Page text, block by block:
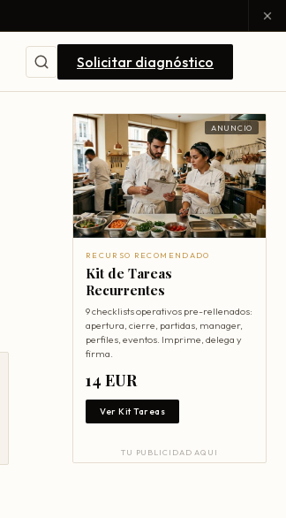
Solicitar diagnóstico
ANUNCIO
RECURSO RECOMENDADO
Kit de Tareas
Recurrentes
9 checklists operativos pre-rellenados:
apertura, cierre, partidas, manager,
perfiles, eventos. Imprime, delega y
firma.
14 EUR
Ver Kit Tareas
TU PUBLICIDAD AQUI